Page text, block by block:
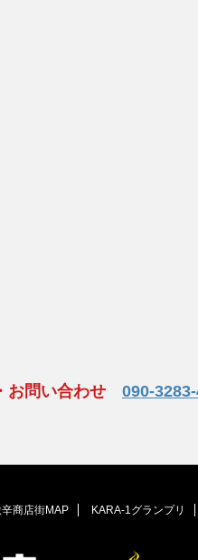
お問い合わせ 090-
商店街MAP KARA-1グランプリ